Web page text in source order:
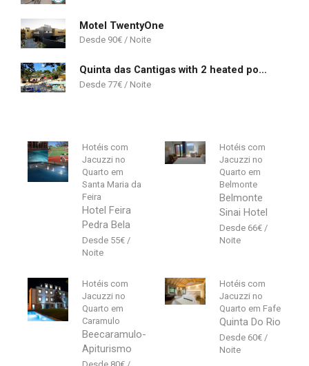
Motel TwentyOne
90€
Quinta das Cantigas with 2 heated pools
77€
Hotéis com
Jacuzzi no
Quarto em
Santa Maria da
Feira
Hotel Feira
Pedra Bela
55€
Hotéis com
Jacuzzi no
Quarto em
Belmonte
Belmonte
Sinai Hotel
66€
Hotéis com
Jacuzzi no
Quarto em
Caramulo
Beecaramulo-
Apiturismo
Hotéis com
Jacuzzi no
Quarto em Fafe
Quinta Do Rio
60€